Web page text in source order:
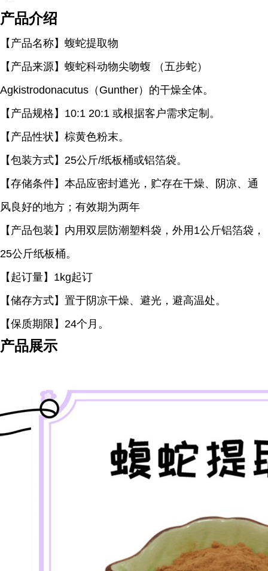
产品介绍
【产品名称】蝮蛇提取物
【产品来源】蝮蛇科动物尖吻蝮 （五步蛇）
Agkistrodonacutus（Gunther）的干燥全体。
【产品规格】10:1 20:1 或根据客户需求定制。
【产品性状】棕黄色粉末。
【包装方式】25公斤/纸板桶或铝箔袋。
【存储条件】本品应密封遮光，贮存在干燥、阴凉、通
风良好的地方；有效期为两年
【产品包装】内用双层防潮塑料袋，外用1公斤铝箔袋，
25公斤纸板桶。
【起订量】1kg起订
【储存方式】置于阴凉干燥、避光，避高温处。
【保质期限】24个月。
产品展示